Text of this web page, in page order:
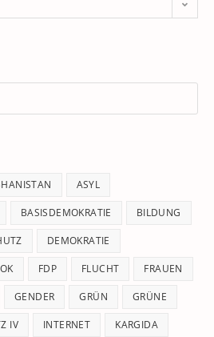
ASYL
BASISDEMOKRATIE BILDUNG
DEMOKRATIE
FDP FLUCHT FRAUEN
GENDER GRÜN GRÜNE
IV INTERNET KARGIDA